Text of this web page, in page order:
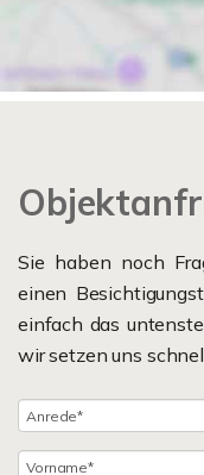
Sie haben noch
einen
einfach das
wir setzen uns